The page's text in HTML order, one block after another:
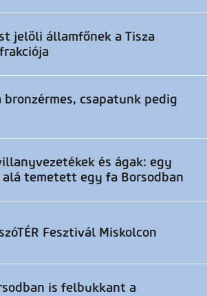
jelöli államfőnek a Tisza
bronzérmes, csapatunk pedig
és ágak: egy
temetett egy fa Borsodban
Fesztivál Miskolcon
is felbukkant a